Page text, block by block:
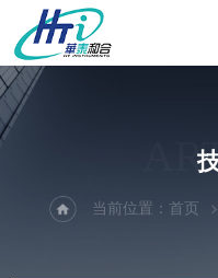
当前位置： 首页